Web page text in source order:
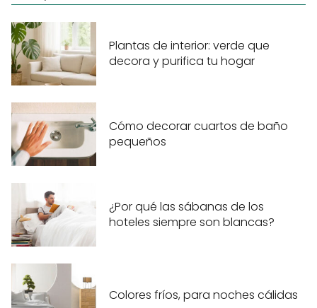
Plantas de interior: verde que
decora y purifica tu hogar
Cómo decorar cuartos de baño
pequeños
¿Por qué las sábanas de los
hoteles siempre son blancas?
Colores fríos, para noches cálidas